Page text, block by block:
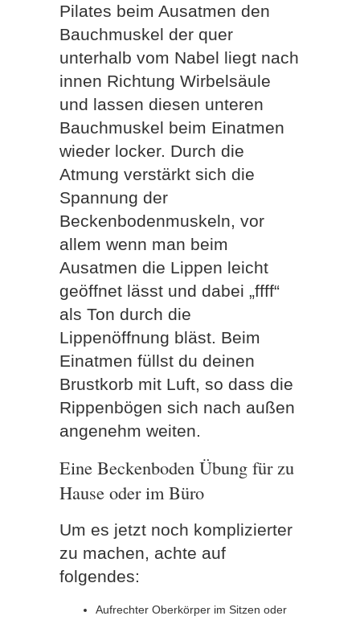
Pilates beim Ausatmen den
Bauchmuskel der quer
unterhalb vom Nabel liegt nach
innen Richtung Wirbelsäule
und lassen diesen unteren
Bauchmuskel beim Einatmen
wieder locker. Durch die
Atmung verstärkt sich die
Spannung der
Beckenbodenmuskeln, vor
allem wenn man beim
Ausatmen die Lippen leicht
geöffnet lässt und dabei „ffff“
als Ton durch die
Lippenöffnung bläst. Beim
Einatmen füllst du deinen
Brustkorb mit Luft, so dass die
Rippenbögen sich nach außen
angenehm weiten.
Eine Beckenboden Übung für zu
Hause oder im Büro
Um es jetzt noch komplizierter
zu machen, achte auf
folgendes:
Aufrechter Oberkörper im Sitzen oder